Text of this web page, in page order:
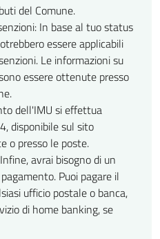
del Comune.
In base al tuo status
essere applicabili
Le informazioni su
essere ottenute presso
dell'IMU si effettua
disponibile sul sito
o presso le poste.
avrai bisogno di un
Puoi pagare il
ufficio postale o banca,
di home banking, se